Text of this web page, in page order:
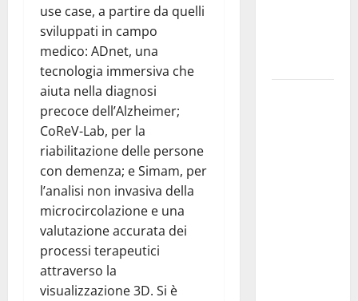
use case, a partire da quelli
sviluppati in campo
medico: ADnet, una
tecnologia immersiva che
aiuta nella diagnosi
precoce dell’Alzheimer;
CoReV-Lab, per la
riabilitazione delle persone
con demenza; e Simam, per
l’analisi non invasiva della
microcircolazione e una
valutazione accurata dei
processi terapeutici
attraverso la
visualizzazione 3D. Si è